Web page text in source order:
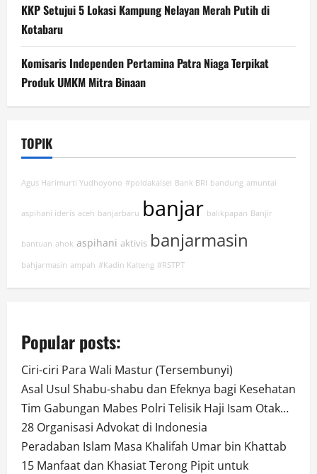
KKP Setujui 5 Lokasi Kampung Nelayan Merah Putih di
Kotabaru
Komisaris Independen Pertamina Patra Niaga Terpikat
Produk UMKM Mitra Binaan
TOPIK
Agus Harimurti Yudhoyono #poldakalsel Bank BRI bandung amuntai
aspihani ideris aceh banjarbaru banjar balikpapan Banjir
bantuan ahok aspihani aktivis banjarmasin
bahjarmasin ampah #Kadin Kalteng #RSTPT
Popular posts:
Ciri-ciri Para Wali Mastur (Tersembunyi)
Asal Usul Shabu-shabu dan Efeknya bagi Kesehatan
Tim Gabungan Mabes Polri Telisik Haji Isam Otak…
28 Organisasi Advokat di Indonesia
Peradaban Islam Masa Khalifah Umar bin Khattab
15 Manfaat dan Khasiat Terong Pipit untuk